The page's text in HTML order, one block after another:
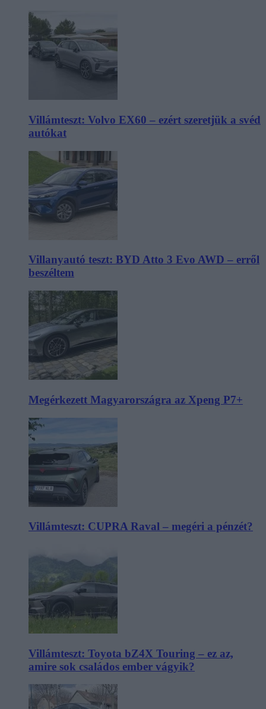
Villámteszt: Volvo EX60 – ezért szeretjük a svéd
autókat
Villanyautó teszt: BYD Atto 3 Evo AWD – erről
beszéltem
Megérkezett Magyarországra az Xpeng P7+
Villámteszt: CUPRA Raval – megéri a pénzét?
Villámteszt: Toyota bZ4X Touring – ez az,
amire sok családos ember vágyik?